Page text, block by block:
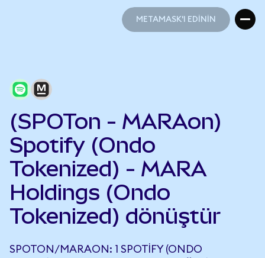
METAMASK'I EDİNİN
(SPOTon - MARAon)
Spotify (Ondo
Tokenized) - MARA
Holdings (Ondo
Tokenized) dönüştür
SPOTON/MARAON: 1 SPOTIFY (ONDO